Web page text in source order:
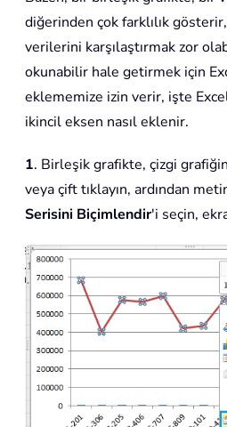
diğerinden çok farklılık
verilerini karşılaştırmak zor
okunabilir hale getirmek için
eklememize izin verir, işte
ikincil eksen nasıl eklenir.
1. Birleşik grafikte, çizgi
veya çift tıklayın, ardından
Serisini Biçimlendir'i seçin,